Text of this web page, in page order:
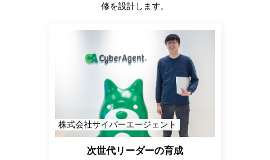
修を設計します。
株式会社サイバーエージェント
次世代リーダーの育成